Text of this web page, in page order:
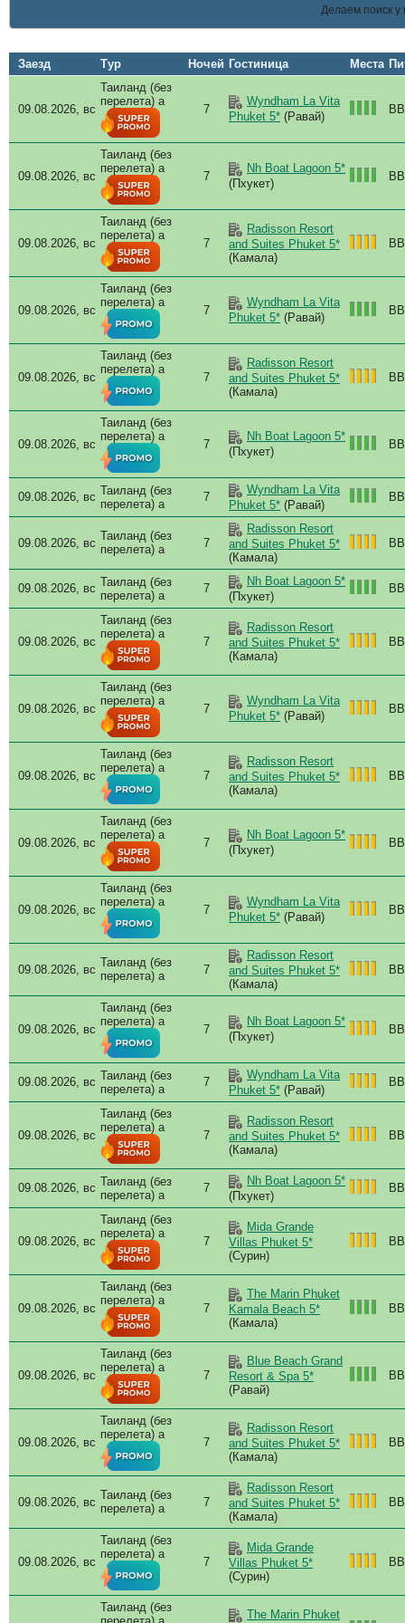
TBA
Thalang
Yacht Haven Marina
Yamu
Ао Йон
Ао По Гранд Марина
Ао По Пирс
Калим
Карон
Ката Ной
Кейп Панва
Лаян
Най Харн
Найтон
о.Коконат
о.Нака
Панва
Пхукет Таун
Равай
Сурин
Три Транг
Чалонг
Самуи
Самутпракан
Трат
Чиангмай
La
Le
My
Nh
Делаем поиск
Заезд Тур Ночей Гостиница Места
09.08.2026, вс
Таиланд (без
перелета) a
7
Wyndham La Vita
Phuket 5* (Равай)
BB
09.08.2026, вс
Таиланд (без
перелета) a
7
Nh Boat Lagoon 5*
(Пхукет)
BB
09.08.2026, вс
Таиланд (без
перелета) a
7
Radisson Resort
and Suites Phuket 5*
(Камала)
BB
09.08.2026, вс
Таиланд (без
перелета) a
7
Wyndham La Vita
Phuket 5* (Равай)
BB
09.08.2026, вс
Таиланд (без
перелета) a
7
Radisson Resort
and Suites Phuket 5*
(Камала)
BB
09.08.2026, вс
Таиланд (без
перелета) a
7
Nh Boat Lagoon 5*
(Пхукет)
BB
09.08.2026, вс Таиланд (без
перелета) a
7
Wyndham La Vita
Phuket 5* (Равай)
BB
09.08.2026, вс
Таиланд (без
перелета) a
7
Radisson Resort
and Suites Phuket 5*
(Камала)
BB
09.08.2026, вс Таиланд (без
перелета) a
7
Nh Boat Lagoon 5*
(Пхукет)
BB
09.08.2026, вс
Таиланд (без
перелета) a
7
Radisson Resort
and Suites Phuket 5*
(Камала)
BB
09.08.2026, вс
Таиланд (без
перелета) a
7
Wyndham La Vita
Phuket 5* (Равай)
BB
09.08.2026, вс
Таиланд (без
перелета) a
7
Radisson Resort
and Suites Phuket 5*
(Камала)
BB
09.08.2026, вс
Таиланд (без
перелета) a
7
Nh Boat Lagoon 5*
(Пхукет)
BB
09.08.2026, вс
Таиланд (без
перелета) a
7
Wyndham La Vita
Phuket 5* (Равай)
BB
09.08.2026, вс
Таиланд (без
перелета) a
7
Radisson Resort
and Suites Phuket 5*
(Камала)
BB
09.08.2026, вс
Таиланд (без
перелета) a
7
Nh Boat Lagoon 5*
(Пхукет)
BB
09.08.2026, вс Таиланд (без
перелета) a
7
Wyndham La Vita
Phuket 5* (Равай)
BB
09.08.2026, вс
Таиланд (без
перелета) a
7
Radisson Resort
and Suites Phuket 5*
(Камала)
BB
09.08.2026, вс Таиланд (без
перелета) a
7
Nh Boat Lagoon 5*
(Пхукет)
BB
09.08.2026, вс
Таиланд (без
перелета) a
7
Mida Grande
Villas Phuket 5*
(Сурин)
BB
09.08.2026, вс
Таиланд (без
перелета) a
7
The Marin Phuket
Kamala Beach 5*
(Камала)
BB
09.08.2026, вс
Таиланд (без
перелета) a
7
Blue Beach Grand
Resort & Spa 5*
(Равай)
BB
09.08.2026, вс
Таиланд (без
перелета) a
7
Radisson Resort
and Suites Phuket 5*
(Камала)
BB
09.08.2026, вс
Таиланд (без
перелета) a
7
Radisson Resort
and Suites Phuket 5*
(Камала)
BB
09.08.2026, вс
Таиланд (без
перелета) a
7
Mida Grande
Villas Phuket 5*
(Сурин)
BB
Таиланд (без
The Marin Phuket